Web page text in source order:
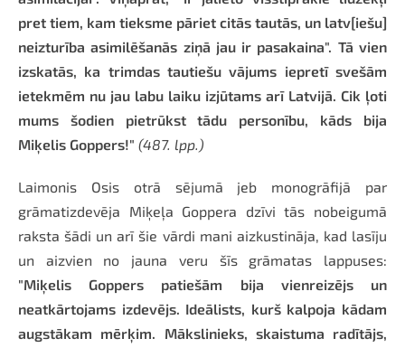
pret tiem, kam tieksme pāriet citās tautās, un latv[iešu]
neizturība asimilēšanās ziņā jau ir pasakaina". Tā vien
izskatās, ka trimdas tautiešu vājums iepretī svešām
ietekmēm nu jau labu laiku izjūtams arī Latvijā. Cik ļoti
mums šodien pietrūkst tādu personību, kāds bija
Miķelis Goppers!" (487. lpp.)
Laimonis Osis otrā sējumā jeb monogrāfijā par
grāmatizdevēja Miķeļa Goppera dzīvi tās nobeigumā
raksta šādi un arī šie vārdi mani aizkustināja, kad lasīju
un aizvien no jauna veru šīs grāmatas lappuses:
"Miķelis Goppers patiešām bija vienreizējs un
neatkārtojams izdevējs. Ideālists, kurš kalpoja kādam
augstākam mērķim. Mākslinieks, skaistuma radītājs,